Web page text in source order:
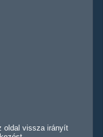
oldal vissza irányít